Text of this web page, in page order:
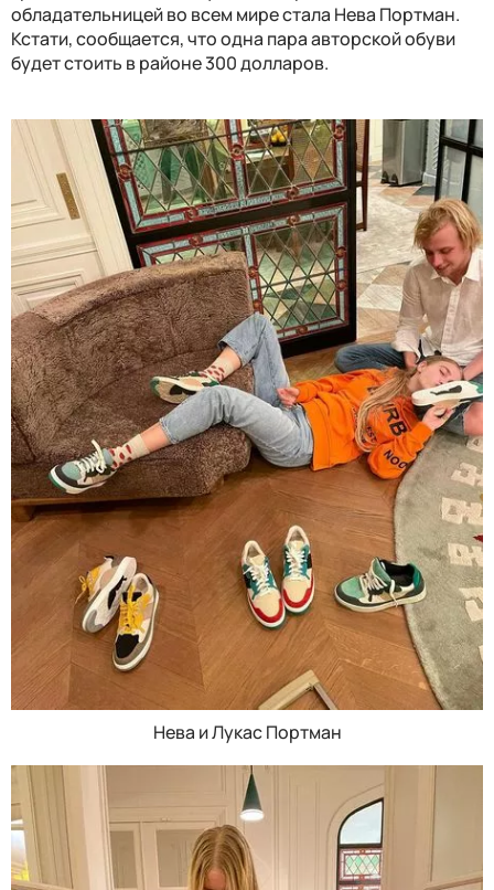
обладательницей во всем мире стала Нева Портман.
Кстати, сообщается, что одна пара авторской обуви
будет стоить в районе 300 долларов.
Нева и Лукас Портман